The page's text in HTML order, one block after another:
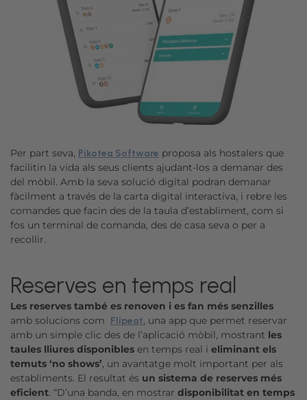
Per part seva, Pikotea Software proposa als hostalers que
facilitin la vida als seus clients ajudant-los a demanar des
del mòbil. Amb la seva solució digital podran demanar
fàcilment a través de la carta digital interactiva, i rebre les
comandes que facin des de la taula d’establiment, com si
fos un terminal de comanda, des de casa seva o per a
recollir.
Reserves en temps real
Les reserves també es renoven i es fan més senzilles
amb solucions com Flipeat, una app que permet reservar
amb un simple clic des de l’aplicació mòbil, mostrant les
taules lliures disponibles en temps real i eliminant els
temuts ‘no shows’, un avantatge molt important per als
establiments. El resultat és un sistema de reserves més
eficient. “D’una banda, en mostrar disponibilitat en temps